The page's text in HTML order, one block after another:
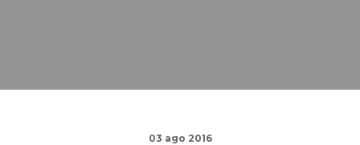
03 ago 2016